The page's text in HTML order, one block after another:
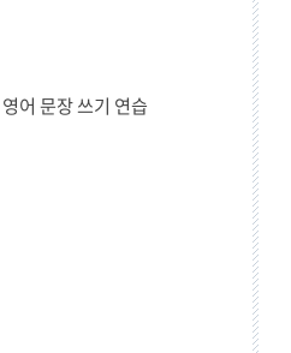
어 문장 쓰기 연습